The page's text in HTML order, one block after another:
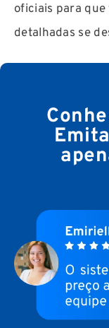
oficiais para
detalhadas se